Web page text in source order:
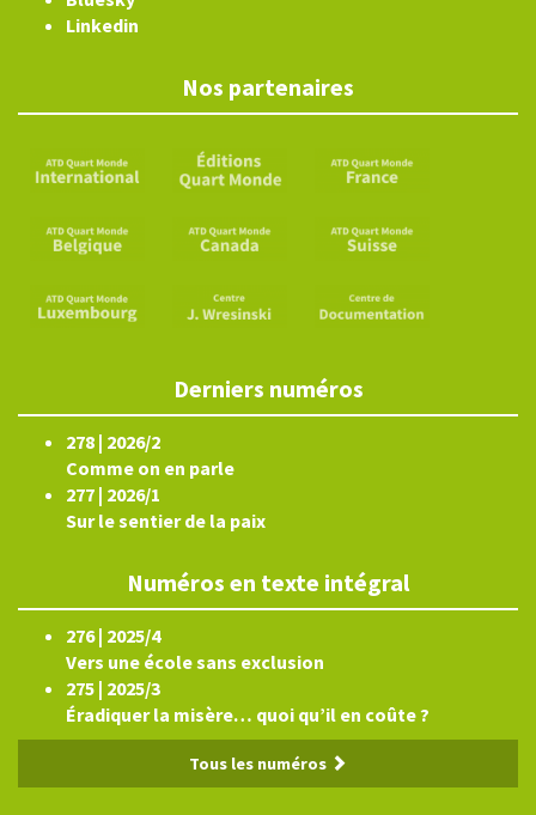
Linkedin
Nos partenaires
Derniers numéros
278 | 2026/2
Comme on en parle
277 | 2026/1
Sur le sentier de la paix
Numéros en texte intégral
276 | 2025/4
Vers une école sans exclusion
275 | 2025/3
Éradiquer la misère… quoi qu’il en coûte ?
Tous les numéros